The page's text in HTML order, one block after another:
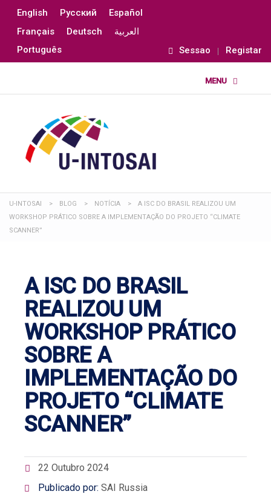
English Русский
Español
Français
Deutsch
العربية
Português
Sessao Registar
U-INTOSAI > BLOG > NOTÍCIA >
A ISC DO BRASIL REALIZOU UM
WORKSHOP PRÁTICO SOBRE A IMPLEMENTAÇÃO DO PROJETO “CLIMATE
SCANNER”
A ISC DO BRASIL
REALIZOU UM
WORKSHOP PRÁTICO
SOBRE A
IMPLEMENTAÇÃO DO
PROJETO “CLIMATE
SCANNER”
22 Outubro 2024
Publicado por: SAI Russia